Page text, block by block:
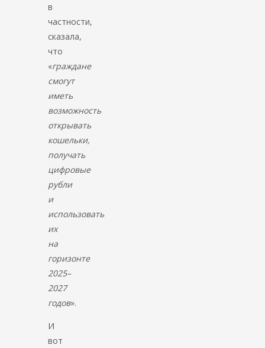
в
частности,
сказала,
что
«граждане
смогут
иметь
возможность
открывать
кошельки,
получать
цифровые
рубли
и
использовать
их
на
горизонте
2025–
2027
годов».
И
вот